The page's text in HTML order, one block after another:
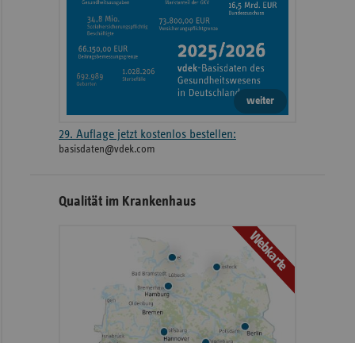
weiter
29. Auflage jetzt kostenlos bestellen:
basisdaten@vdek.com
Qualität im Krankenhaus
Webkarte